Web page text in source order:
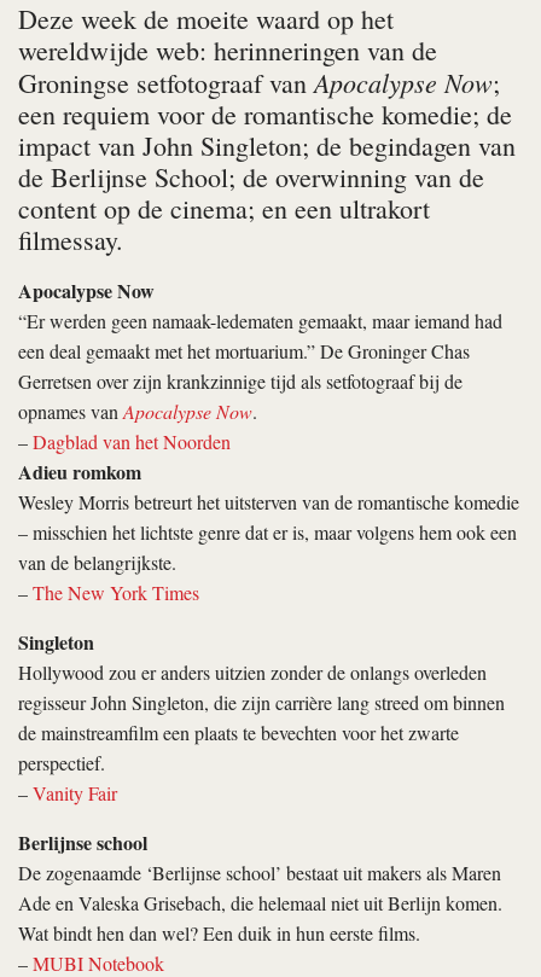
Deze week de moeite waard op het
wereldwijde web: herinneringen van de
Groningse setfotograaf vanApocalypse Now;
een requiem voor de romantische komedie; de
impact van John Singleton; de begindagen van
de Berlijnse School; de overwinning van de
content op de cinema; en een ultrakort
filmessay.
Apocalypse Now
“Er werden geen namaak-ledematen gemaakt, maar iemand had
een deal gemaakt met het mortuarium.” De Groninger Chas
Gerretsen over zijn krankzinnige tijd als setfotograaf bij de
opnames vanApocalypse Now.
–Dagblad van het Noorden
Adieu romkom
Wesley Morris betreurt het uitsterven van de romantische komedie
– misschien het lichtste genre dat er is, maar volgens hem ook een
van de belangrijkste.
–The New York Times
Singleton
Hollywood zou er anders uitzien zonder de onlangs overleden
regisseur John Singleton, die zijn carrière lang streed om binnen
de mainstreamfilm een plaats te bevechten voor het zwarte
perspectief.
–Vanity Fair
Berlijnse school
De zogenaamde ‘Berlijnse school’ bestaat uit makers als Maren
Ade en Valeska Grisebach, die helemaal niet uit Berlijn komen.
Wat bindt hen dan wel? Een duik in hun eerste films.
–MUBI Notebook